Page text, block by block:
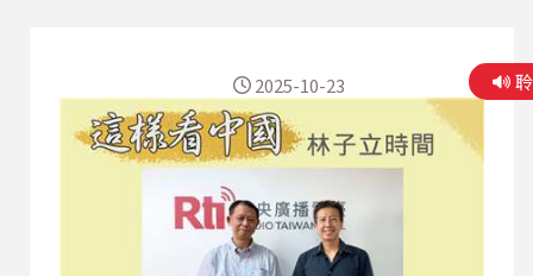
使台灣孤立無援，只能倒向中國。他進一步分析，
鄭麗文的路線與台灣主流民意及國民黨內其他政治
人物的中間路線存在矛盾，恐會引發黨內分裂。 陳
世民還指出，總統賴清德延續前總統蔡英文路線，
但論述更為直接，例如明確表示台灣不是中國一部
分。這雖是回應北京的必要之舉，但也觸動了北京
的敏感神經，與蔡英文時期謹慎模糊的風格有所不
2025-10-23